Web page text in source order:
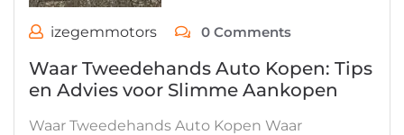
izegemmotors 0 Comments
Waar Tweedehands Auto Kopen: Tips
en Advies voor Slimme Aankopen
Waar Tweedehands Auto Kopen Waar